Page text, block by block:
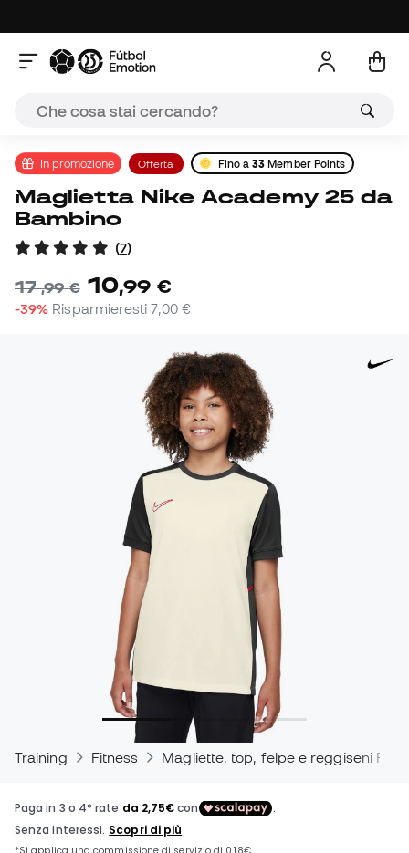
In promozione Offerta Fino a33 Member Points
Maglietta Nike Academy 25 da
Bambino
(7)
17,99 € 10,99 €
-39% Risparmieresti7,00 €
Training Fitness Magliette, top, felpe e reggiseni